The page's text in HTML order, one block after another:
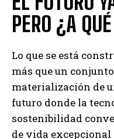
PERO ¿A
Lo que se está
más que un
materialización de
futuro donde la
sostenibilidad
de vida